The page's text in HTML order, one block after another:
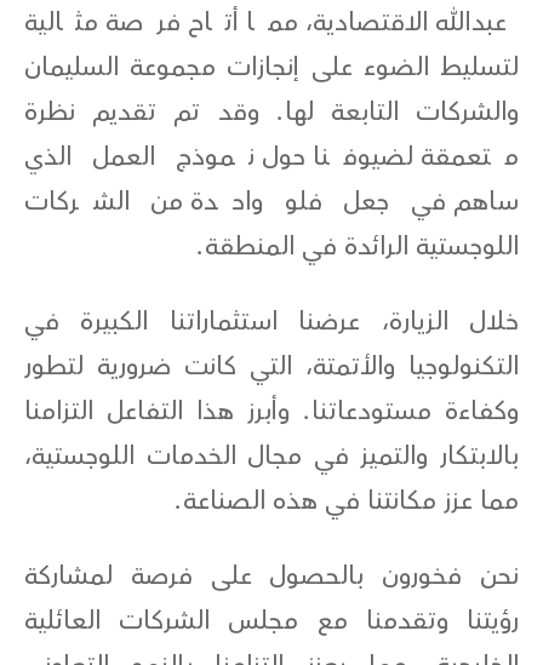
عبدالله الاقتصادية، مما أتاح فرصة مثالية
لتسليط الضوء على إنجازات مجموعة السليمان
والشركات التابعة لها. وقد تم تقديم نظرة
متعمقة لضيوفنا حول نموذج العمل الذي
ساهم في جعل فلو واحدة من الشركات
اللوجستية الرائدة في المنطقة.
خلال الزيارة، عرضنا استثماراتنا الكبيرة في
التكنولوجيا والأتمتة، التي كانت ضرورية لتطور
وكفاءة مستودعاتنا. وأبرز هذا التفاعل التزامنا
بالابتكار والتميز في مجال الخدمات اللوجستية،
مما عزز مكانتنا في هذه الصناعة.
نحن فخورون بالحصول على فرصة لمشاركة
رؤيتنا وتقدمنا مع مجلس الشركات العائلية